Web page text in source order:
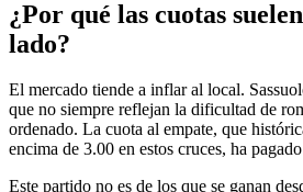
¿Por qué las cuotas
lado?
El mercado tiende a inflar al local.
que no siempre reflejan la dificultad de
ordenado. La cuota al empate, que
encima de 3.00 en estos cruces, ha
Este partido no es de los que se ganan